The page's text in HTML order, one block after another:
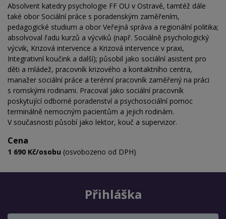
Absolvent katedry psychologie FF OU v Ostravě, tamtéž dále
také obor Sociální práce s poradenským zaměřením,
pedagogické studium a obor Veřejná správa a regionální politika;
absolvoval řadu kurzů a výcviků (např. Sociálně psychologický
výcvik, Krizová intervence a Krizová intervence v praxi,
Integrativní koučink a další); působil jako sociální asistent pro
děti a mládež, pracovník krizového a kontaktního centra,
manažer sociální práce a terénní pracovník zaměřený na práci
s romskými rodinami. Pracoval jako sociální pracovník
poskytující odborné poradenství a psychosociální pomoc
terminálně nemocným pacientům a jejich rodinám.
V současnosti působí jako lektor, kouč a supervizor.
Cena
1 690 Kč/osobu (osvobozeno od DPH)
Přihláška